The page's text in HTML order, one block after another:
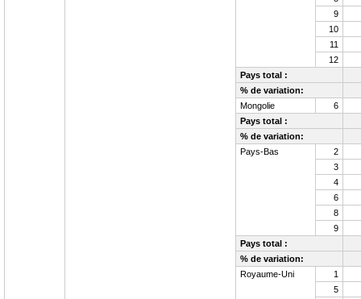
9
10
11
12
Pays total :
% de variation:
Mongolie
6
Pays total :
% de variation:
Pays-Bas
2
3
4
6
8
9
Pays total :
% de variation:
Royaume-Uni
1
5